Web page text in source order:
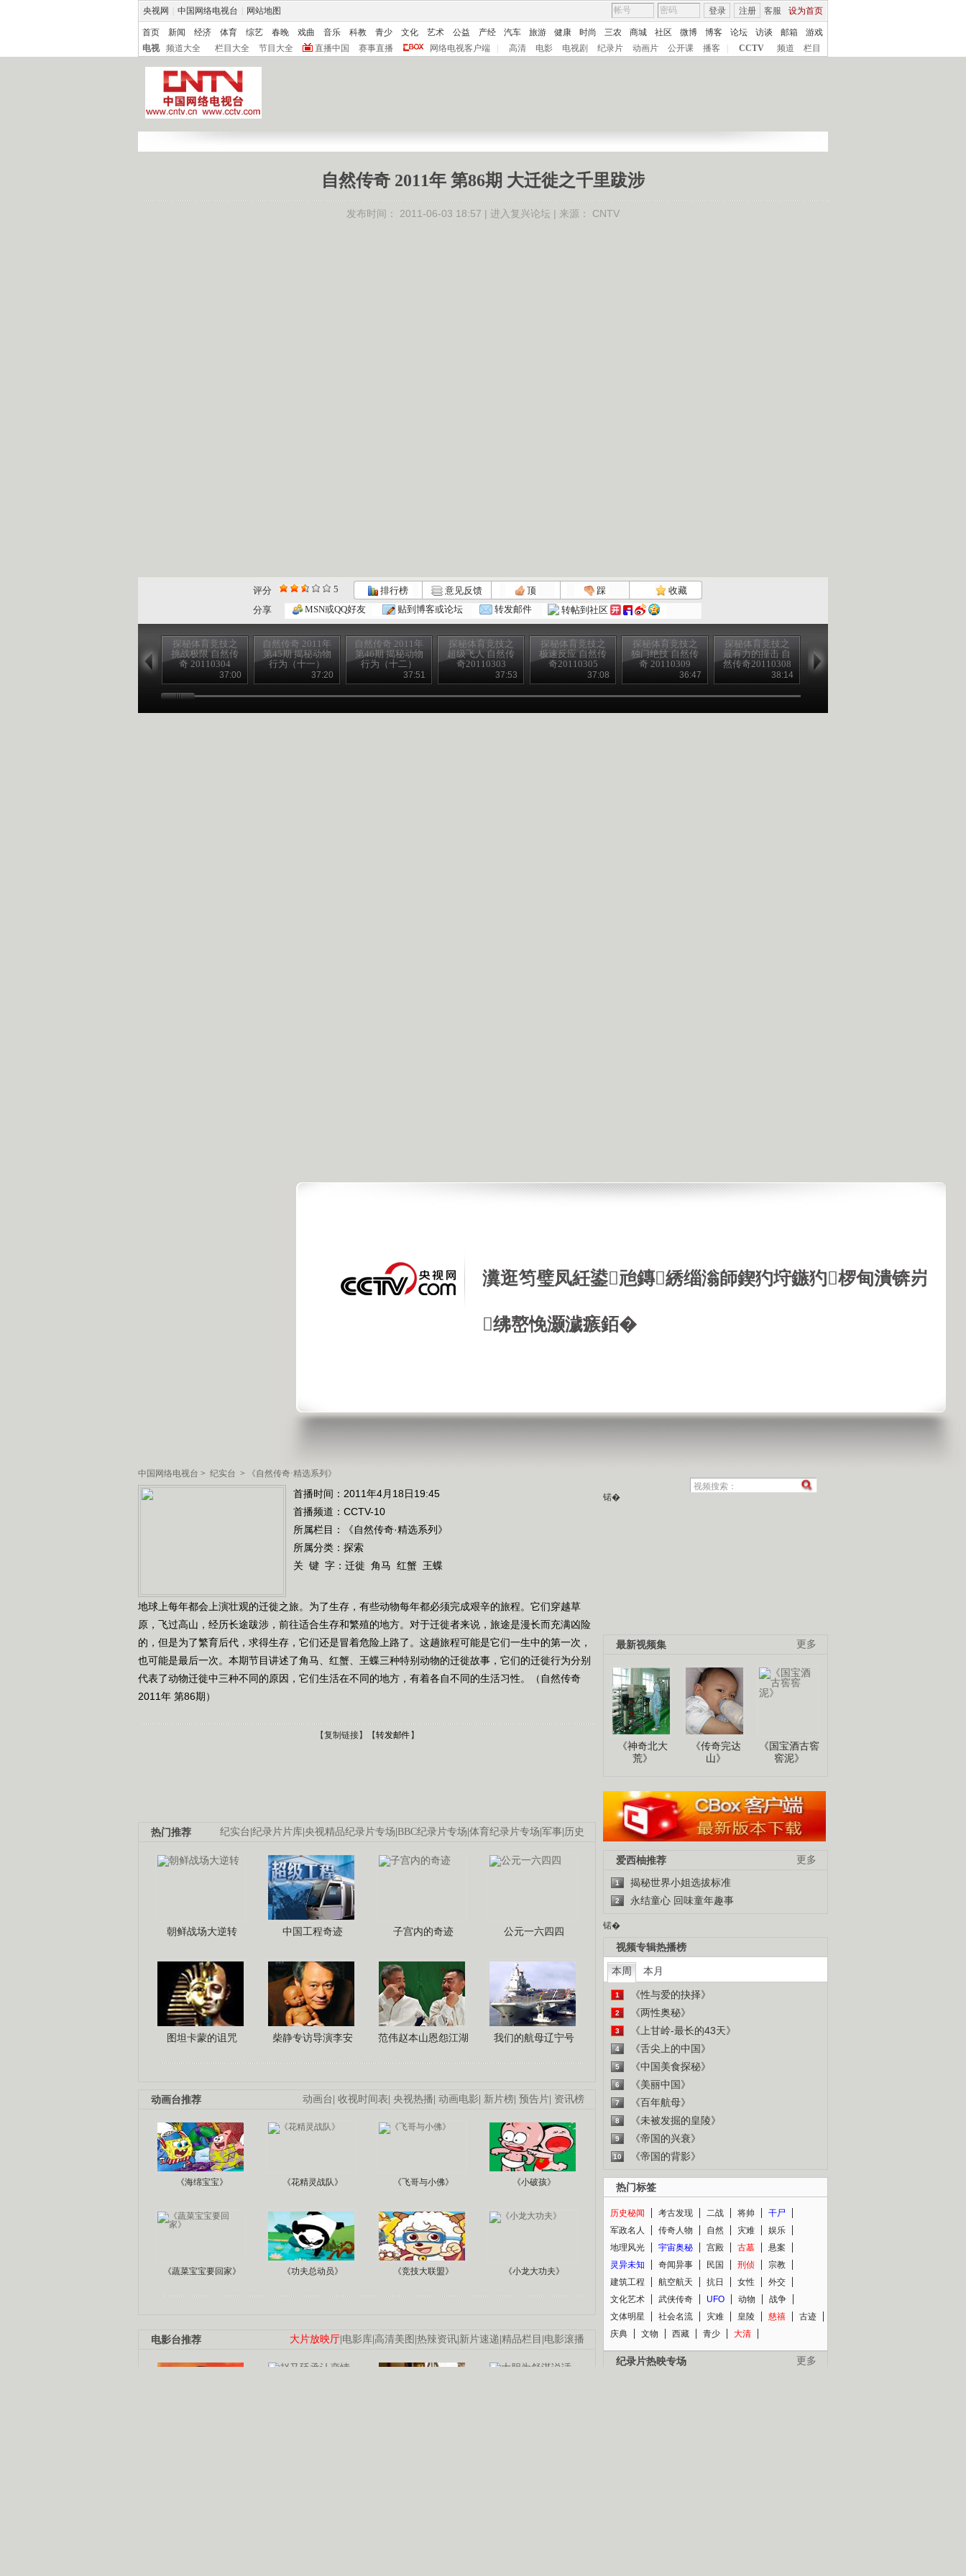
央视网 中国网络电视台 网站地图 客服 设为首页
登录 注册
首页 新闻 经济 体育 综艺 春晚 戏曲 音乐 科教 青少 文化 艺术 公益 产经 汽车 旅游 健康 时尚 三农 商城 社区 微博 博客 论坛 访谈 邮箱
游戏
电视
频道大全 栏目大全 节目大全 直播中国 赛事直播 网络电视客户端 高清 电影 电视剧 纪录片 动画片 公开课 播客 CCTV 频道 栏目
瀵逛笉璧凤紝鍙兘鏄綉缁滃師鍥犳垨鏃犳椤甸潰锛岃
绋嶅悗灏濊瘯銆�
中国网络电视台 > 纪实台 > 《自然传奇·精选系列》
自然传奇 2011年 第86期 大迁徙之千里跋涉
发布时间： 2011-06-03 18:57 | 进入复兴论坛 | 来源： CNTV
评分 5 排行榜 意见反馈 顶 踩
收藏
分享
MSN或QQ好友 贴到博客或论坛 转发邮件 转帖到社区
探秘体育竞技之
挑战极限 自然传
奇 20110304
37:00
自然传奇 2011年
第45期 揭秘动物
行为（十一）
37:20
自然传奇 2011年
第46期 揭秘动物
行为（十二）
37:51
探秘体育竞技之
超级飞人 自然传
奇20110303
37:53
探秘体育竞技之
极速反应 自然传
奇20110305
37:08
探秘体育竞技之
独门绝技 自然传
奇 20110309
36:47
探秘体育竞技之
最有力的撞击 自
然传奇20110308
38:14
违规打击 自然传
首播时间：2011年4月18日19:45
首播频道： CCTV-10
所属栏目：
《自然传奇·精选系列》
所属分类：探索
关 键 字： 迁徙 角马 红蟹 王蝶
地球上每年都会上演壮观的迁徙之旅。为了生存，有些动物每年都必须完成艰辛的旅程。它们穿越草
原，飞过高山，经历长途跋涉，前往适合生存和繁殖的地方。对于迁徙者来说，旅途是漫长而充满凶险
的，但是为了繁育后代，求得生存，它们还是冒着危险上路了。这趟旅程可能是它们一生中的第一次，
也可能是最后一次。本期节目讲述了角马、红蟹、王蝶三种特别动物的迁徙故事，它们的迁徙行为分别
代表了动物迁徙中三种不同的原因，它们生活在不同的地方，有着各自不同的生活习性。（自然传奇
2011年 第86期）
【复制链接】【转发邮件 】
纪实台 纪录片片库 央视精品纪录片专场 BBC纪录片专场 体育纪录片专场 军事 历史
热门推荐
朝鲜战场大逆转 中国工程奇迹 子宫内的奇迹 公元一六四四
图坦卡蒙的诅咒 柴静专访导演李安 范伟赵本山恩怨江湖 我们的航母辽宁号
动画台 收视时间表 央视热播 动画电影 新片榜 预告片 资讯榜
动画台推荐
《海绵宝宝》 《花精灵战队》 《飞哥与小佛》 《小破孩》
《蔬菜宝宝要回家》 《功夫总动员》 《竞技大联盟》 《小龙大功夫》
大片放映厅 电影库 高清美图 热辣资讯 新片速递 精品栏目 电影滚播
电影台推荐
锘�
更多
最新视频集
《神奇北大
荒》
《传奇完达
山》
《国宝酒古窖
窖泥》
更多
爱西柚推荐
1 揭秘世界小姐选拔标准
2 永结童心 回味童年趣事
锘�
视频专辑热播榜
本周 本月
1 《性与爱的抉择》
2 《两性奥秘》
3 《上甘岭-最长的43天》
4 《舌尖上的中国》
5 《中国美食探秘》
6 《美丽中国》
7 《百年航母》
8 《未被发掘的皇陵》
9 《帝国的兴衰》
10 《帝国的背影》
热门标签
历史秘闻 考古发现 二战 将帅
干尸
军政名人
传奇人物 自然 灾难
娱乐
地理风光
宇宙奥秘 宫殿 古墓
悬案
灵异未知
奇闻异事 民国 刑侦
宗教
建筑工程
航空航天 抗日 女性
外交
文化艺术
武侠传奇 UFO 动物
战争
文体明星
社会名流 灾难 皇陵 慈禧
古迹
庆典
文物 西藏 青少 大清
更多
纪录片热映专场